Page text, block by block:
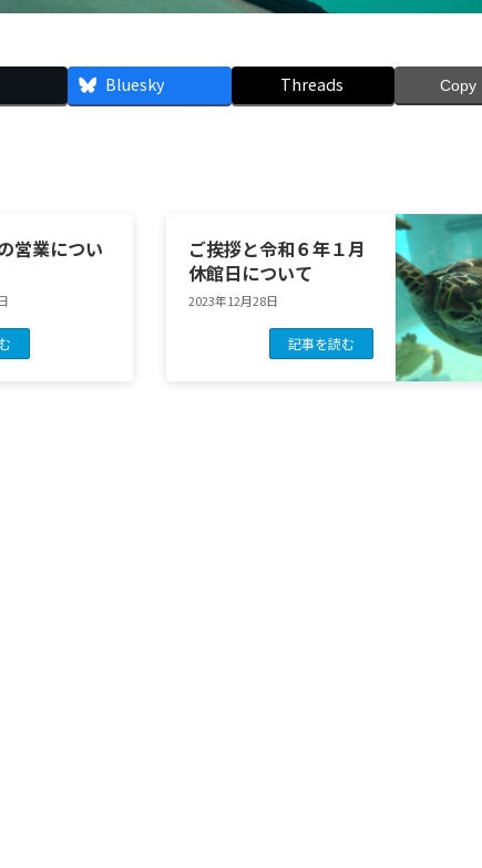
Bluesky Threads Copy
営業につい
ご挨拶と令和６年１月
休館日について
2023年12月28日
記事を読む